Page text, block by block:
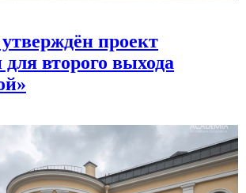
проект
второго выхода